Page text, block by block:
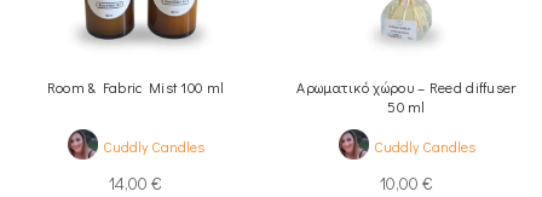
Room & Fabric Mist 100 ml
Cuddly Candles
14,00 €
Αρωματικό χώρου – Reed diffuser
50 ml
Cuddly Candles
10,00 €